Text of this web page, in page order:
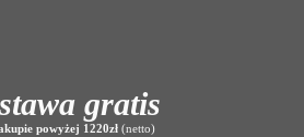
gratis
powyżej 1220zł(netto)